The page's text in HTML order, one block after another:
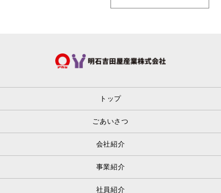
トップ
ごあいさつ
会社紹介
事業紹介
社員紹介